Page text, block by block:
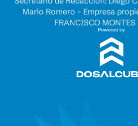
Mario Romero - Empresa
FRANCISCO MONTES